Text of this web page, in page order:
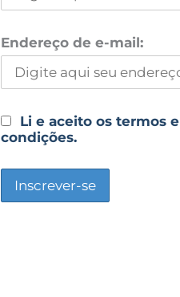
Endereço de e-mail:
Li e aceito os termos e
condições.